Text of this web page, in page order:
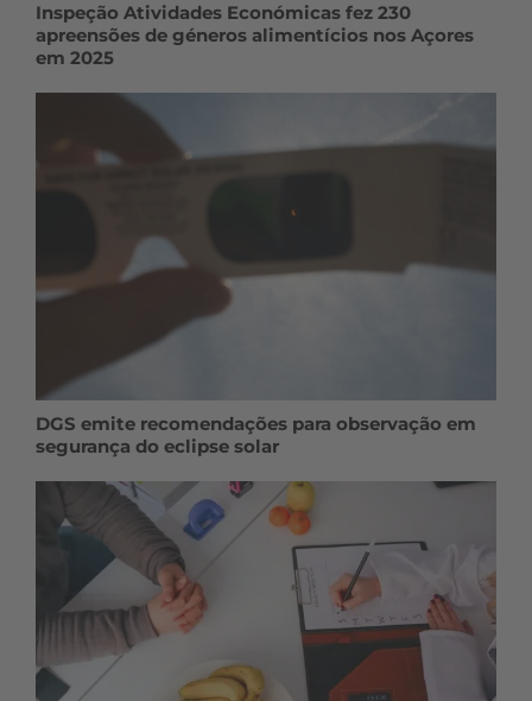
Inspeção Atividades Económicas fez 230
apreensões de géneros alimentícios nos Açores
em 2025
DGS emite recomendações para observação em
segurança do eclipse solar